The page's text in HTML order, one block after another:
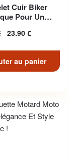
Cuir Biker
Pour Un
23.90 €
au panier